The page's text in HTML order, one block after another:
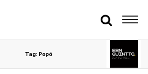
Tag: Popó